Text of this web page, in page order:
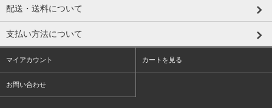
配送・送料について
支払い方法について
マイアカウント カートを見る
お問い合わせ